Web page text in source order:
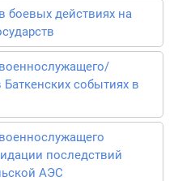
боевых действиях на
событиях в
последствий
АЭС